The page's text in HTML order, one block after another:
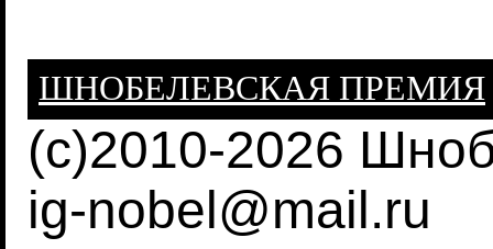
ШНОБЕЛЕВСКАЯ ПРЕМИЯ
(c)2010-2026
ig-nobel@mail.ru